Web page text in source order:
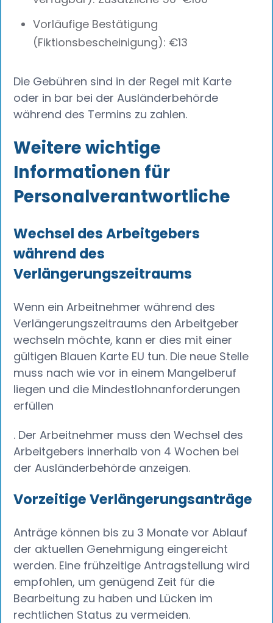
Vorläufige Bestätigung
(Fiktionsbescheinigung): €13
Die Gebühren sind in der Regel mit Karte
oder in bar bei der Ausländerbehörde
während des Termins zu zahlen.
Weitere wichtige
Informationen für
Personalverantwortliche
Wechsel des Arbeitgebers
während des
Verlängerungszeitraums
Wenn ein Arbeitnehmer während des
Verlängerungszeitraums den Arbeitgeber
wechseln möchte, kann er dies mit einer
gültigen Blauen Karte EU tun. Die neue Stelle
muss nach wie vor in einem Mangelberuf
liegen und die Mindestlohnanforderungen
erfüllen
. Der Arbeitnehmer muss den Wechsel des
Arbeitgebers innerhalb von 4 Wochen bei
der Ausländerbehörde anzeigen.
Vorzeitige Verlängerungsanträge
Anträge können bis zu 3 Monate vor Ablauf
der aktuellen Genehmigung eingereicht
werden. Eine frühzeitige Antragstellung wird
empfohlen, um genügend Zeit für die
Bearbeitung zu haben und Lücken im
rechtlichen Status zu vermeiden.